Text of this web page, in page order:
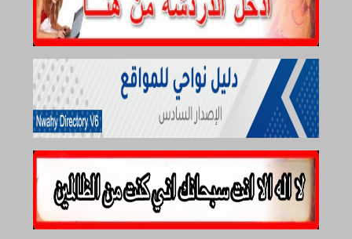
الأسرة والترفيه
منتديات
أخرى ومنوعه